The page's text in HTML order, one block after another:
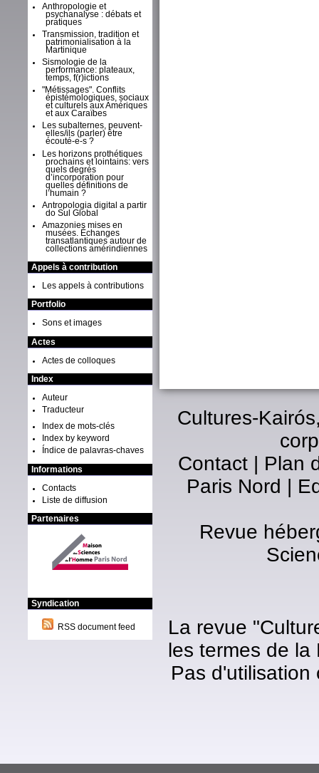
Anthropologie et
psychanalyse : débats et
pratiques
Transmission, tradition et
patrimonialisation à la
Martinique
Sismologie de la
performance: plateaux,
temps, f(r)ictions
"Métissages". Conflits
épistémologiques, sociaux
et culturels aux Amériques
et aux Caraïbes
Les subalternes, peuvent-
elles/ils (parler) être
écouté-e-s ?
Les horizons prothétiques
prochains et lointains: vers
quels degrés
d’incorporation pour
quelles définitions de
l’humain ?
Antropologia digital a partir
do Sul Global
Amazonies mises en
musées. Échanges
transatlantiques autour de
collections amérindiennes
Appels à contribution
Les appels à contributions
Portfolio
Sons et images
Actes
Actes de colloques
Index
Auteur
Traducteur
Index de mots-clés
Index by keyword
Índice de palavras-chaves
Informations
Contacts
Liste de diffusion
Partenaires
Syndication
RSS document feed
Cultures-
Contact | Plan
Paris Nord |
Revue
La revue
les termes de la
Pas d'utilisation